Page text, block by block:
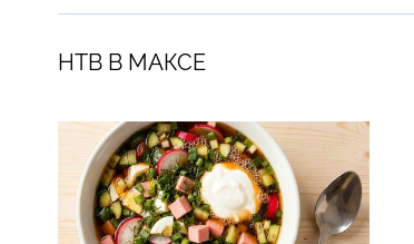
НТВ В МАКСЕ